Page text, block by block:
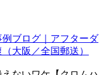
ブログ｜アフターダ
大阪／全国郵送）